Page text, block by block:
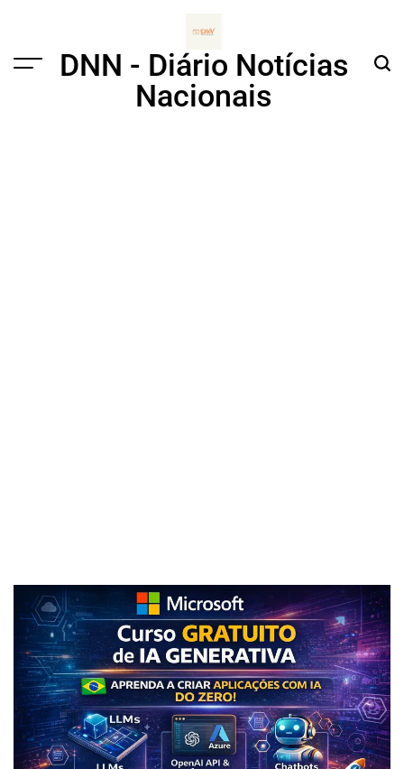
Menu
DNN - Diário Notícias
Nacionais